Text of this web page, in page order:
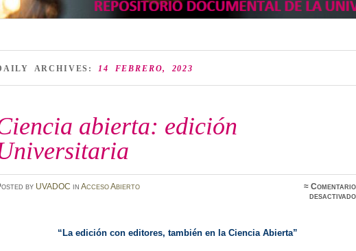
ARCHIVES:14 FEBRERO, 2023
abierta: edición
by UVADOC in Acceso Abierto ≈
“La edición con editores, también en la Ciencia Abierta”